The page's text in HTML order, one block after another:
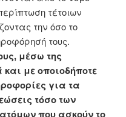
τέτοιων
την όσο το
τους.
μέσω της
με οποιοδήποτε
για τα
τόσο των
που ασκούν το